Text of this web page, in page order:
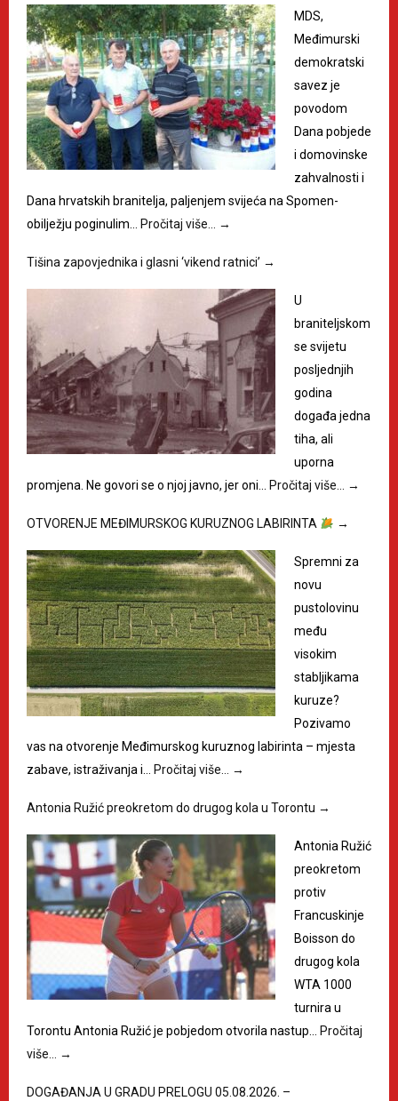
MDS,
Međimurski
demokratski
savez je
povodom
Dana pobjede
i domovinske
zahvalnosti i
Dana hrvatskih branitelja, paljenjem svijeća na Spomen-
obilježju poginulim… Pročitaj više… →
Tišina zapovjednika i glasni ‘vikend ratnici’ →
U
braniteljskom
se svijetu
posljednjih
godina
događa jedna
tiha, ali
uporna
promjena. Ne govori se o njoj javno, jer oni… Pročitaj više… →
OTVORENJE MEĐIMURSKOG KURUZNOG LABIRINTA →
Spremni za
novu
pustolovinu
među
visokim
stabljikama
kuruze?
Pozivamo
vas na otvorenje Međimurskog kuruznog labirinta – mjesta
zabave, istraživanja i… Pročitaj više… →
Antonia Ružić preokretom do drugog kola u Torontu →
Antonia Ružić
preokretom
protiv
Francuskinje
Boisson do
drugog kola
WTA 1000
turnira u
Torontu Antonia Ružić je pobjedom otvorila nastup… Pročitaj
više… →
DOGAĐANJA U GRADU PRELOGU 05.08.2026. –